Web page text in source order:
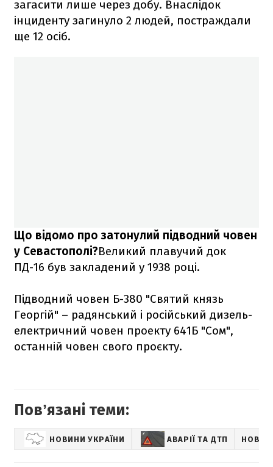
загасити лише через добу. Внаслідок
інциденту загинуло 2 людей, постраждали
ще 12 осіб.
Що відомо про затонулий підводний човен
у Севастополі?Великий плавучий док
ПД-16 був закладений у 1938 році.
Підводний човен Б-380 "Святий князь
Георгій" – радянський і російський дизель-
електричний човен проекту 641Б "Сом",
останній човен свого проєкту.
Повʼязані теми:
НОВИНИ УКРАЇНИ АВАРІЇ ТА ДТП